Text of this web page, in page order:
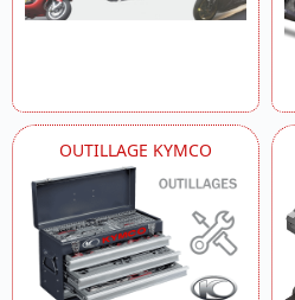
OUTILLAGE KYMCO